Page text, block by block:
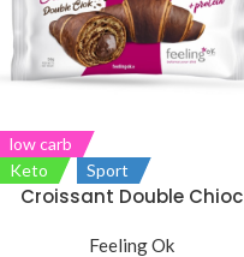
low carb
Keto
Sport
Croissant Double Chioc
Feeling Ok